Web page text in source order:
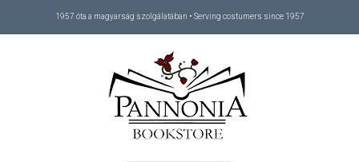
1957 óta a magyarság szolgálatában • Serving costumers since 1957